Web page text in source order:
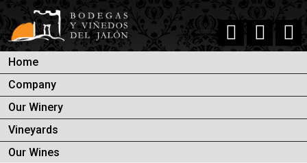
Home
Company
Our Winery
Vineyards
Our Wines